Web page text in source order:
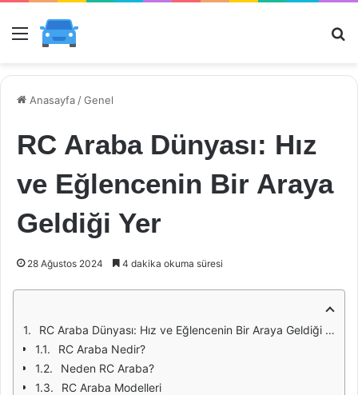
Menü
Anasayfa /Genel
RC Araba Dünyası: Hız
ve Eğlencenin Bir Araya
Geldiği Yer
28 Ağustos 2024 4 dakika okuma süresi
RC Araba Dünyası: Hız ve Eğlencenin Bir Araya Geldiği Yer
RC Araba Nedir?
Neden RC Araba?
RC Araba Modelleri